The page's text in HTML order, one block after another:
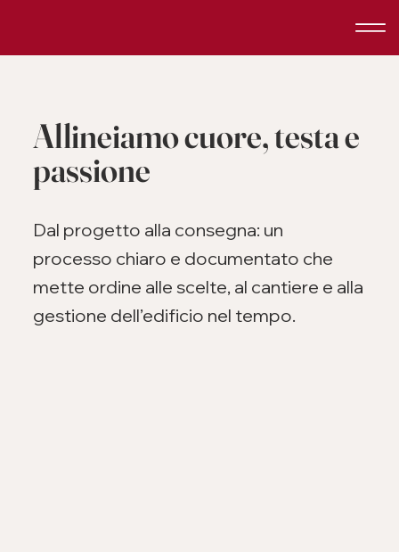
Allineiamo cuore, testa e
passione
Dal progetto alla consegna: un
processo chiaro e documentato che
mette ordine alle scelte, al cantiere e alla
gestione dell’edificio nel tempo.